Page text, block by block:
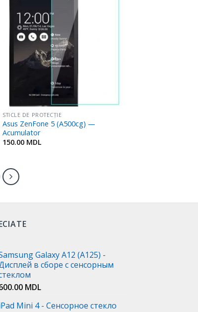
STICLE DE PROTECȚIE
Asus ZenFone 5 (A500cg) —
Acumulator
150.00 MDL
Galaxy A12 (A125) -
в сборе с сенсорным
MDL
Mini 4 - Сенсорное стекло